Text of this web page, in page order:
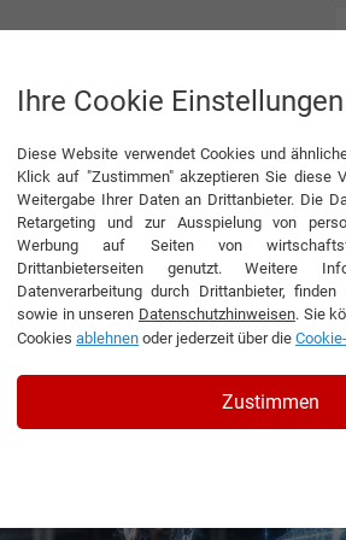
Volumetric
Ihre Cookie Einstellungen
Diese Website verwendet Cookies und
Klick auf "Zustimmen" akzeptieren Sie diese
Weitergabe Ihrer Daten an Drittanbieter. Die
Retargeting und zur Ausspielung von
Werbung auf Seiten von
Drittanbieterseiten genutzt. Weitere
Datenverarbeitung durch Drittanbieter,
sowie in unseren Datenschutzhinweisen. Sie
Cookies ablehnen oder jederzeit über die
Zustimmen